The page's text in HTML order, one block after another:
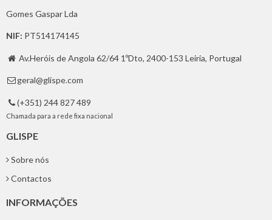
Gomes Gaspar Lda
NIF: PT514174145
 Av.Heróis de Angola 62/64 1ºDto, 2400-153 Leiria, Portugal
 geral@glispe.com
 (+351) 244 827 489
Chamada para a rede fixa nacional
GLISPE
Sobre nós
Contactos
INFORMAÇÕES